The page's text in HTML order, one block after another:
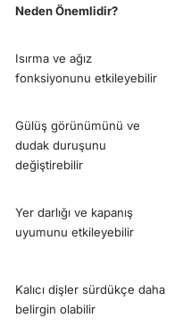
Neden Önemlidir?
Isırma ve ağız
fonksiyonunu etkileyebilir
Gülüş görünümünü ve
dudak duruşunu
değiştirebilir
Yer darlığı ve kapanış
uyumunu etkileyebilir
Kalıcı dişler sürdükçe daha
belirgin olabilir